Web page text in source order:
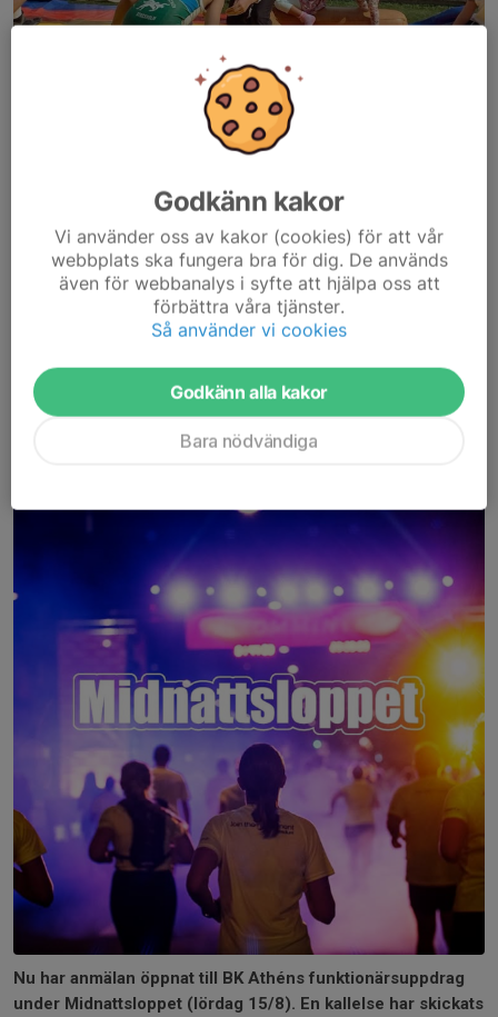
Den 14–16 augusti kickstartar vi höstterminen med BK Athéns
traditionsenliga uppstartsläger – tre dagar fyllda med brottning,
gemenskap och roliga aktiviteter. Lägret är kostnadsfritt och
öppet för alla våra brottare...
Var med och gör skillnad
Nu har anmälan öppnat till BK Athéns funktionärsuppdrag
under Midnattsloppet (lördag 15/8). En kallelse har skickats
Godkänn kakor
Vi använder oss av kakor (cookies) för att vår
webbplats ska fungera bra för dig. De används
även för webbanalys i syfte att hjälpa oss att
förbättra våra tjänster.
Så använder vi cookies
Godkänn alla kakor
Bara nödvändiga